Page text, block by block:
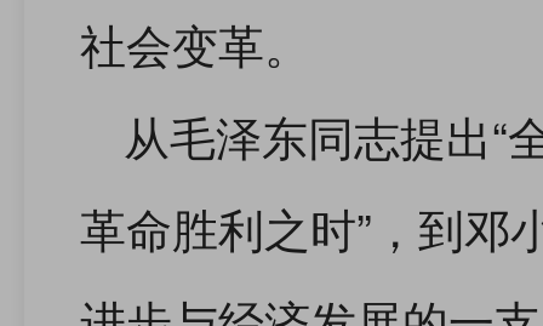
社会变革。
从毛泽东同志提出“
革命胜利之时”，到邓